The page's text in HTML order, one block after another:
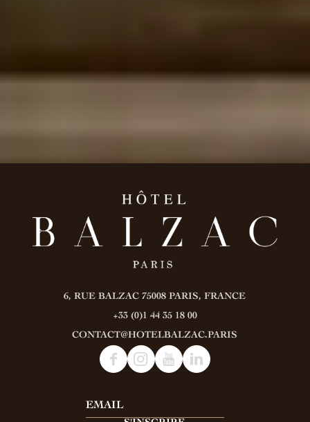
6, RUE BALZAC 75008 PARIS, FRANCE
+33 (0)1 44 35 18 00
CONTACT@HOTELBALZAC.PARIS